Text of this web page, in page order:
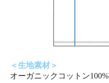
＜生地素材＞
オーガニックコットン100%